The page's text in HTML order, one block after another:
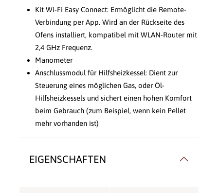
Kit Wi-Fi Easy Connect: Ermöglicht die Remote-
Verbindung per App. Wird an der Rückseite des
Ofens installiert, kompatibel mit WLAN-Router mit
2,4 GHz Frequenz.
Manometer
Anschlussmodul für Hilfsheizkessel: Dient zur
Steuerung eines möglichen Gas, oder Öl-
Hilfsheizkessels und sichert einen hohen Komfort
beim Gebrauch (zum Beispiel, wenn kein Pellet
mehr vorhanden ist)
EIGENSCHAFTEN